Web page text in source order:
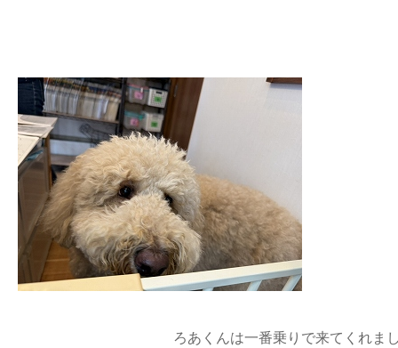
ろあくんは一番乗りで来てくれま